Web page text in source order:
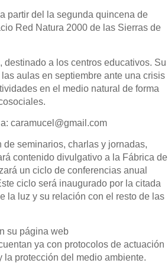
partir del la segunda quincena de
Red Natura 2000 de las Sierras de
a los centros educativos. Su
aulas en septiembre ante una crisis
en el medio natural de forma
caramucel@gmail.com
seminarios, charlas y jornadas,
contenido divulgativo a la Fábrica de
un ciclo de conferencias anual
ciclo será inaugurado por la citada
la luz y su relación con el resto de las
su página web
ya con protocolos de actuación
la protección del medio ambiente.